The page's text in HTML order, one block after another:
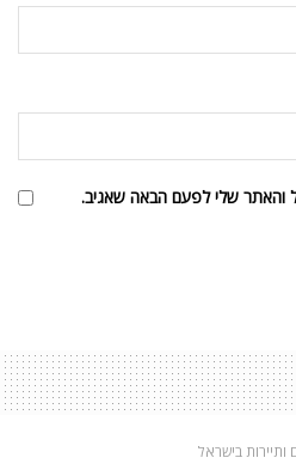
והאתר שלי לפעם הבאה שאגיב.
ותיירות בישראל